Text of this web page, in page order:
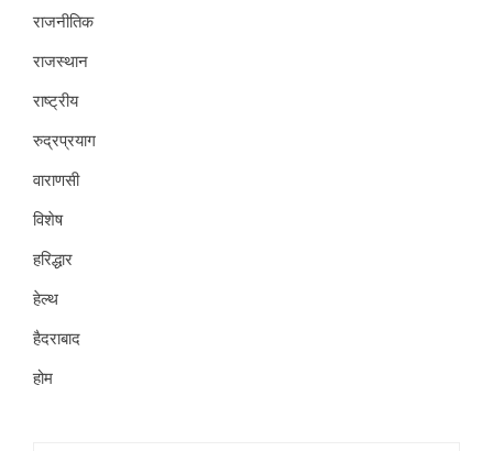
राजनीतिक
राजस्थान
राष्ट्रीय
रुद्रप्रयाग
वाराणसी
विशेष
हरिद्धार
हेल्थ
हैदराबाद
होम